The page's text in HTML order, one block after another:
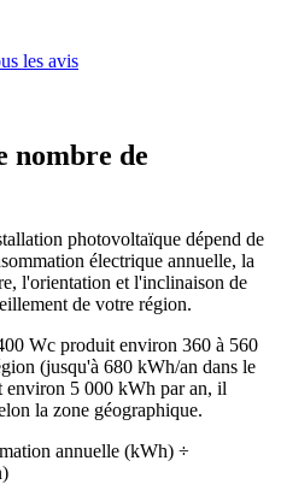
les avis
nombre de
photovoltaïque dépend de
électrique annuelle, la
l'orientation et l'inclinaison de
de votre région.
Wc produit environ 360 à 560
(jusqu'à 680 kWh/an dans le
environ 5 000 kWh par an, il
la zone géographique.
annuelle (kWh) ÷